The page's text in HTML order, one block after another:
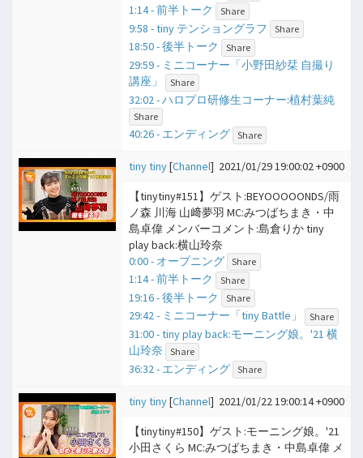
1:14 - 前半トーク Share
9:58 - tiny テンショングラフ Share
18:50 - 後半トーク Share
29:59 - ミニコーナー「小野田紗栞 自撮り
講座」
Share
32:02 - ハロプロ研修生コーナー:植村葉純
Share
40:26 - エンディング Share
tiny tiny[Channel] 2021/01/29 19:00:02 +0900
【tinytiny#151】ゲスト:BEYOOOOONDS/雨
ノ森 川海 山﨑夢羽 MC:みつばちまき・中
島卓偉 メンバーコメント:島倉りか tiny
play back:横山玲奈
0:00 - オープニング Share
1:14 - 前半トーク Share
19:16 - 後半トーク Share
29:42 - ミニコーナー「tiny Battle」 Share
31:00 - tiny play back:モーニング娘。'21 横
山玲奈
Share
36:32 - エンディング Share
tiny tiny[Channel] 2021/01/22 19:00:14 +0900
【tinytiny#150】ゲスト:モーニング娘。'21
小田さくら MC:みつばちまき・中島卓偉 メ